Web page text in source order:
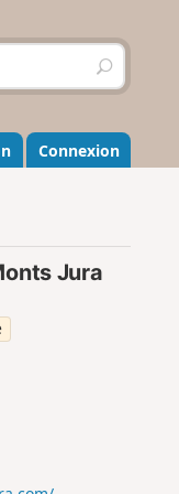
R
e
h
e
r
r
Connexion
Jura